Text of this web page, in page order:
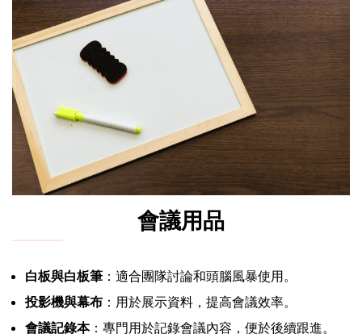
會議用品
白板與白板筆 ：適合團隊討論和頭腦風暴使用。
投影機與幕布 ：用於展示資料，提高會議效率。
會議記錄本：專門用於記錄會議內容，便於後續跟進。